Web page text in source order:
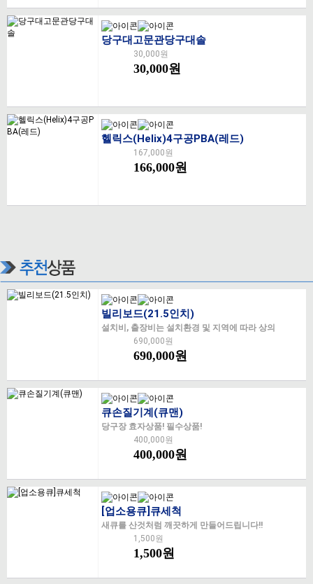
당구대고문관당구대솔
30,000원
30,000원
헬릭스(Helix)4구공PBA(레드)
167,000원
166,000원
빌리보드(21.5인치)
설치비, 출장비는 설치환경 및 지역에 따라 상의
690,000원
690,000원
큐손질기계(큐맨)
당구장 효자상품! 필수상품!
400,000원
400,000원
[업소용큐]큐세척
새큐를 산것처럼 깨끗하게 만들어드립니다!!
1,500원
1,500원